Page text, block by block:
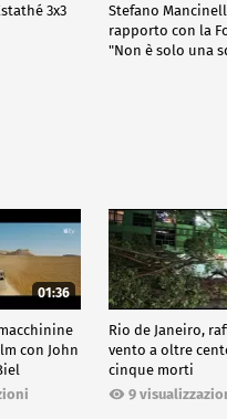
3x3
Stefano
rapporto con la
"Non è solo una
01:36
con John
Rio de Janeiro,
vento a oltre
cinque morti
9